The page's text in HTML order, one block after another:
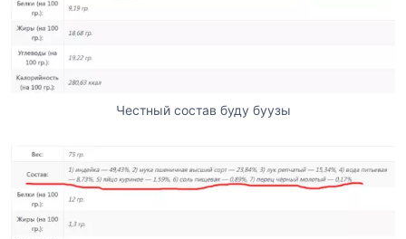
Честный состав буду буузы